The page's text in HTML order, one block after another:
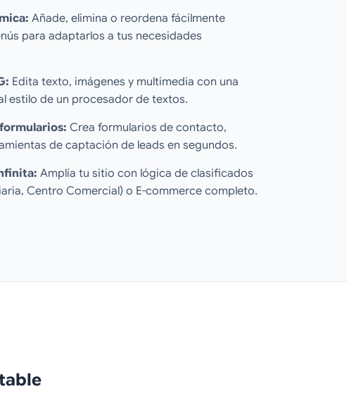
Añade, elimina o reordena fácilmente
para adaptarlos a tus necesidades
Edita texto, imágenes y multimedia con una
estilo de un procesador de textos.
Crea formularios de contacto,
de captación de leads en segundos.
Amplía tu sitio con lógica de clasificados
Centro Comercial) o E-commerce completo.